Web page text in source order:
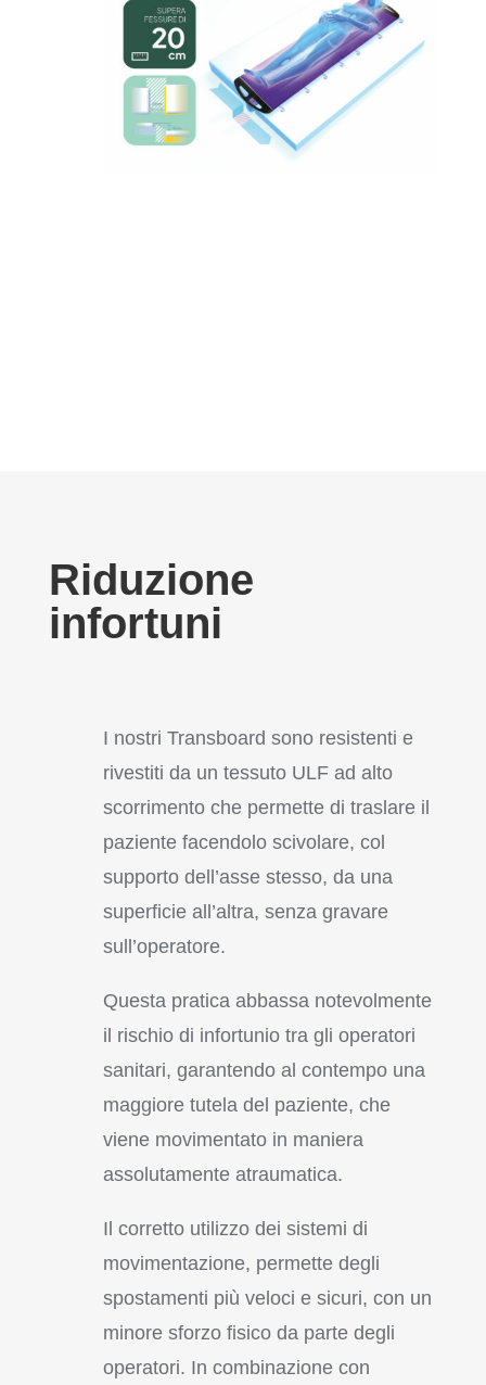
Riduzione
infortuni
I nostri Transboard sono resistenti e
rivestiti da un tessuto ULF ad alto
scorrimento che permette di traslare il
paziente facendolo scivolare, col
supporto dell’asse stesso, da una
superficie all’altra, senza gravare
sull’operatore.
Questa pratica abbassa notevolmente
il rischio di infortunio tra gli operatori
sanitari, garantendo al contempo una
maggiore tutela del paziente, che
viene movimentato in maniera
assolutamente atraumatica.
Il corretto utilizzo dei sistemi di
movimentazione, permette degli
spostamenti più veloci e sicuri, con un
minore sforzo fisico da parte degli
operatori. In combinazione con